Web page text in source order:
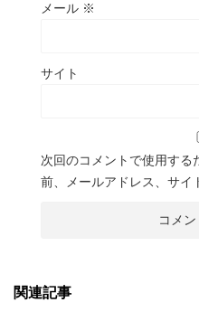
メール ※
サイト
次回のコメントで使用する
前、メールアドレス、サイ
関連記事